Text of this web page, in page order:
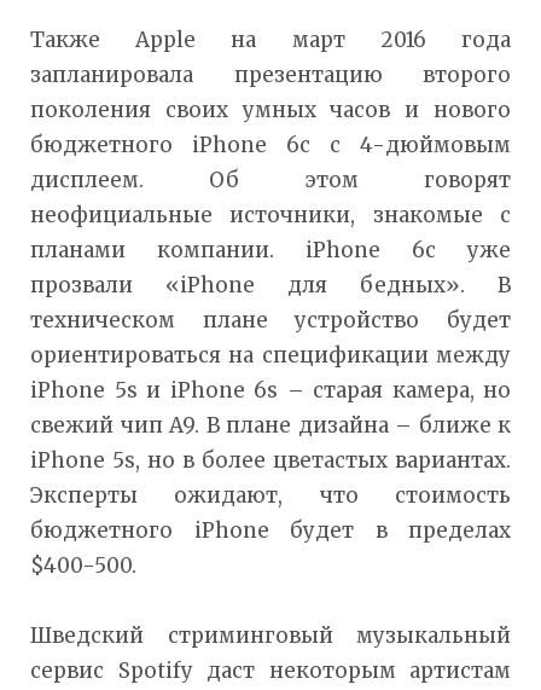
Также Apple на март 2016 года
запланировала презентацию второго
поколения своих умных часов и нового
бюджетного iPhone 6c с 4-дюймовым
дисплеем. Об этом говорят
неофициальные источники, знакомые с
планами компании. iPhone 6c уже
прозвали «iPhone для бедных». В
техническом плане устройство будет
ориентироваться на спецификации между
iPhone 5s и iPhone 6s – старая камера, но
свежий чип A9. В плане дизайна – ближе к
iPhone 5s, но в более цветастых вариантах.
Эксперты ожидают, что стоимость
бюджетного iPhone будет в пределах
$400-500.
Шведский стриминговый музыкальный
сервис Spotify даст некоторым артистам